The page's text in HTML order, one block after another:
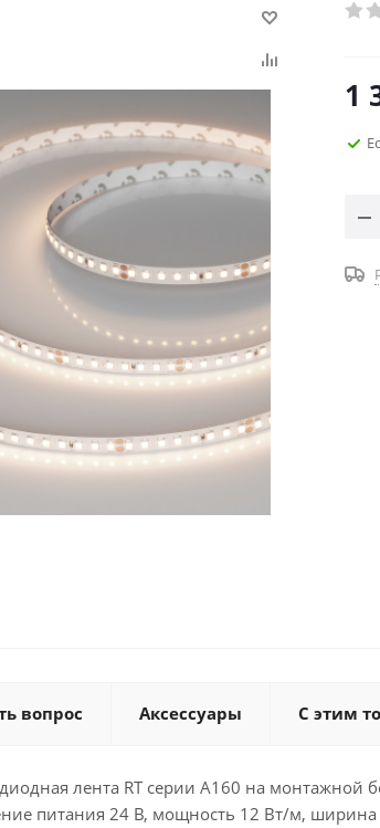
1
вопрос Аксессуары С этим
лента RT серии A160 на
питания 24 В, мощность 12 Вт/м,